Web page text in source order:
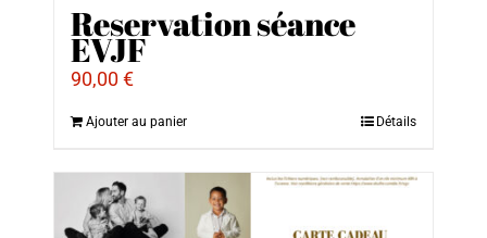
Reservation séance
EVJF
90,00€
Ajouter au panier Détails